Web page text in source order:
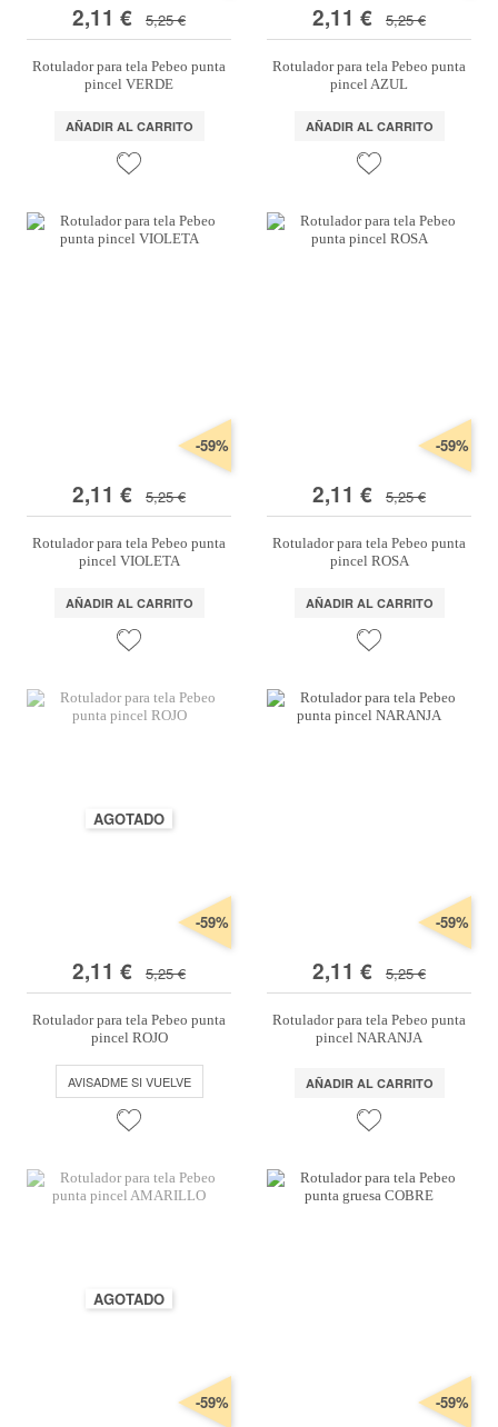
2,11 € 5,25 €
Rotulador para tela Pebeo punta
pincel VERDE
AÑADIR AL CARRITO
2,11 € 5,25 €
Rotulador para tela Pebeo punta
pincel AZUL
AÑADIR AL CARRITO
2,11 € 5,25 €
-59%
Rotulador para tela Pebeo punta
pincel VIOLETA
AÑADIR AL CARRITO
2,11 € 5,25 €
-59%
Rotulador para tela Pebeo punta
pincel ROSA
AÑADIR AL CARRITO
AGOTADO
2,11 € 5,25 €
-59%
Rotulador para tela Pebeo punta
pincel ROJO
AVISADME SI VUELVE
2,11 € 5,25 €
-59%
Rotulador para tela Pebeo punta
pincel NARANJA
AÑADIR AL CARRITO
AGOTADO
-59% -59%